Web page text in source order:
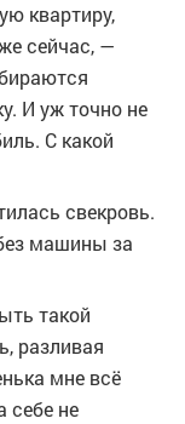
квартиру,
сейчас, —
И уж точно не
С какой
свекровь.
машины за
такой
разливая
мне всё
себе не